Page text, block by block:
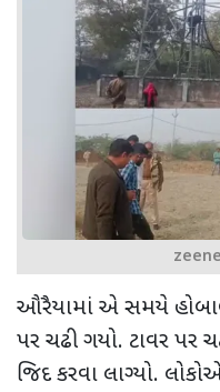
ઔરૈયામાં એ સમયે
પર ચઢી ગયો. ટાવર પર
જિદ કરવા લાગ્યો.